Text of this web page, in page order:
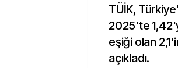
TÜİK,
2025'te
eşiği olan
açıkladı.